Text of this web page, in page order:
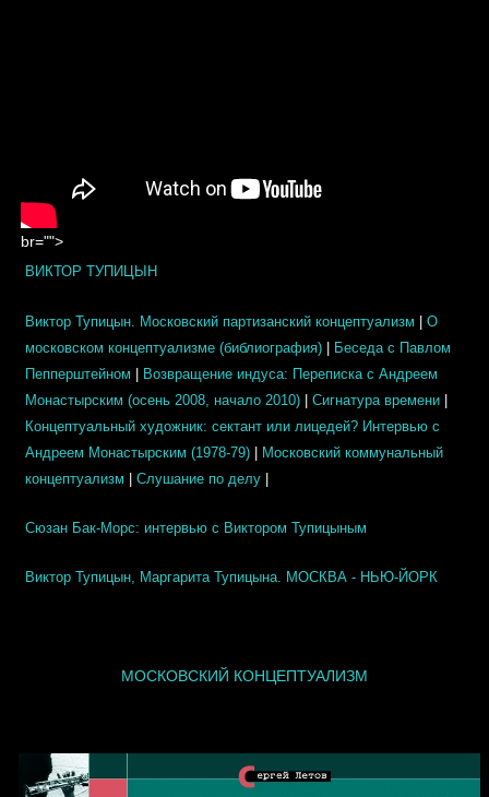
br="">
ВИКТОР ТУПИЦЫН
Виктор Тупицын. Московский партизанский концептуализм | О
московском концептуализме (библиография)| Беседа с Павлом
Пепперштейном | Возвращение индуса: Переписка с Андреем
Монастырским (осень 2008, начало 2010) | Сигнатура времени|
Концептуальный художник: сектант или лицедей? Интервью с
Андреем Монастырским (1978-79)| Московский коммунальный
концептуализм | Слушание по делу|
Сюзан Бак-Морс: интервью с Виктором Тупицыным
Виктор Тупицын, Маргарита Тупицына. МОСКВА - НЬЮ-ЙОРК
МОСКОВСКИЙ КОНЦЕПТУАЛИЗМ